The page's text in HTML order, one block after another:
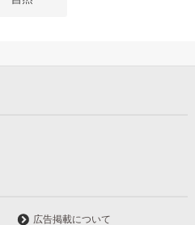
広告掲載について